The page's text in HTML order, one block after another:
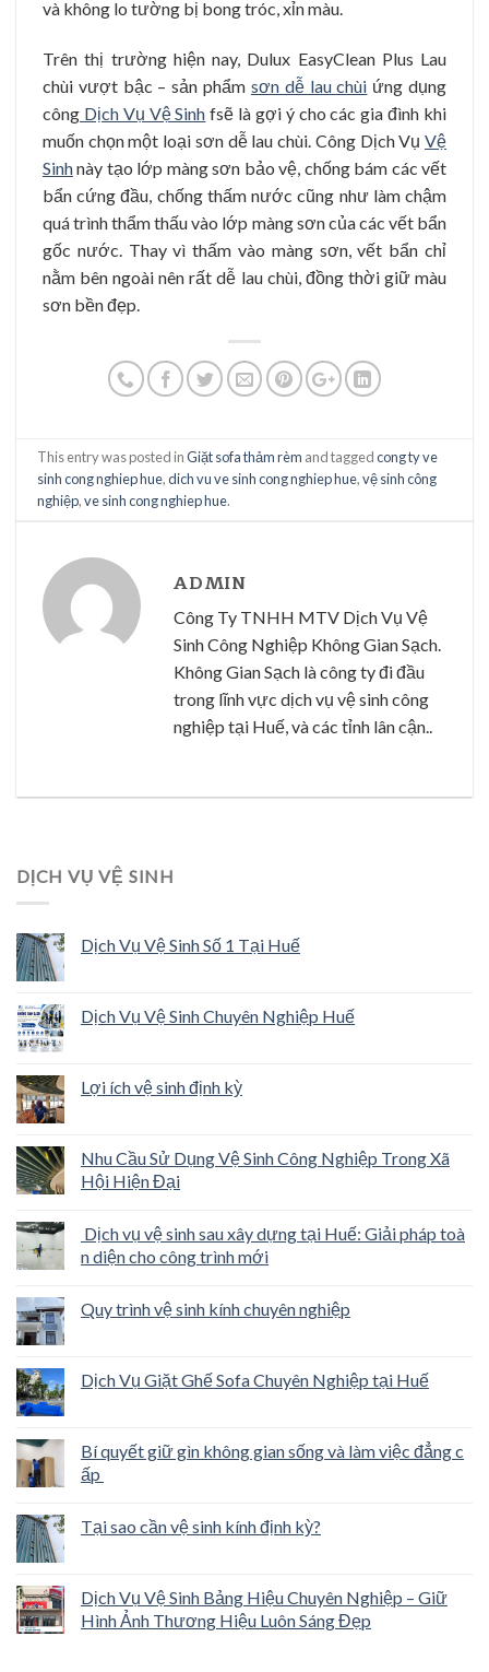
và không lo tường bị bong tróc, xỉn màu.
Trên thị trường hiện nay, Dulux EasyClean Plus Lau
chùi vượt bậc – sản phẩm sơn dễ lau chùi ứng dụng
công Dịch Vụ Vệ Sinh fsẽ là gợi ý cho các gia đình khi
muốn chọn một loại sơn dễ lau chùi. Công Dịch Vụ Vệ
Sinhnày tạo lớp màng sơn bảo vệ, chống bám các vết
bẩn cứng đầu, chống thấm nước cũng như làm chậm
quá trình thẩm thấu vào lớp màng sơn của các vết bẩn
gốc nước. Thay vì thấm vào màng sơn, vết bẩn chỉ
nằm bên ngoài nên rất dễ lau chùi, đồng thời giữ màu
sơn bền đẹp.
This entry was posted inGiặt sofa thảm rèm and taggedcong ty ve
sinh cong nghiep hue,dich vu ve sinh cong nghiep hue,vệ sinh công
nghiệp,ve sinh cong nghiep hue.
ADMIN
Công Ty TNHH MTV Dịch Vụ Vệ
Sinh Công Nghiệp Không Gian Sạch.
Không Gian Sạch là công ty đi đầu
trong lĩnh vực dịch vụ vệ sinh công
nghiệp tại Huế, và các tỉnh lân cận..
DỊCH VỤ VỆ SINH
Dịch Vụ Vệ Sinh Số 1 Tại Huế
Dịch Vụ Vệ Sinh Chuyên Nghiệp Huế
Lợi ích vệ sinh định kỳ
Nhu Cầu Sử Dụng Vệ Sinh Công Nghiệp Trong Xã
Hội Hiện Đại
Dịch vụ vệ sinh sau xây dựng tại Huế: Giải pháp toà
n diện cho công trình mới
Quy trình vệ sinh kính chuyên nghiệp
Dịch Vụ Giặt Ghế Sofa Chuyên Nghiệp tại Huế
Bí quyết giữ gìn không gian sống và làm việc đẳng c
ấp
Tại sao cần vệ sinh kính định kỳ?
Dịch Vụ Vệ Sinh Bảng Hiệu Chuyên Nghiệp – Giữ
Hình Ảnh Thương Hiệu Luôn Sáng Đẹp